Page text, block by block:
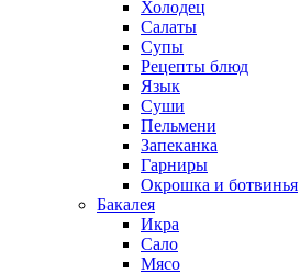
Холодец
Салаты
Супы
Рецепты блюд
Язык
Суши
Пельмени
Запеканка
Гарниры
Окрошка и ботвинья
Бакалея
Икра
Сало
Мясо